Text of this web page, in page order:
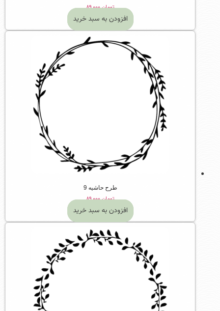
تومان۸۹,۰۰۰
افزودن به سبد خرید
طرح حاشیه 9
تومان۸۹,۰۰۰
افزودن به سبد خرید